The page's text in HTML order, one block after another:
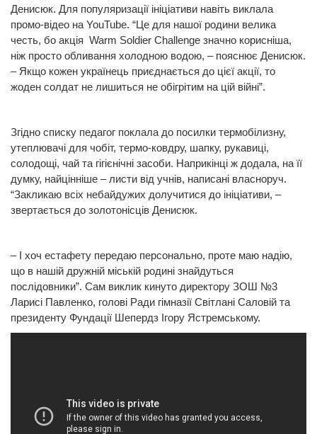
Денисюк. Для популяризації ініціативи навіть виклала
промо-відео на YouTube. “Це для нашої родини велика
честь, бо акція Warm Soldier Challenge значно корисніша,
ніж просто обливання холодною водою, – пояснює Денисюк.
– Якщо кожен українець приєднається до цієї акції, то
жоден солдат не лишиться не обігрітим на цій війні”.
Згідно списку педагог поклала до посилки термобілизну,
утеплювачі для чобіт, термо-ковдру, шапку, рукавиці,
солодощі, чай та гігієнічні засоби. Наприкінці ж додала, на її
думку, найцінніше – листи від учнів, написані власноруч.
“Закликаю всіх небайдужих долучитися до ініціативи, –
звертається до золотонісців Денисюк.
– І хоч естафету передаю персонально, проте маю надію,
що в нашій дружній міській родині знайдуться
послідовники”. Сам виклик кинуто директору ЗОШ №3
Ларисі Павленко, голові Ради гімназії Світлані Саловій та
президенту Фундації Шепердз Ігору Ястремському.